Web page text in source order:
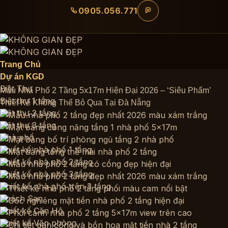
dung
0905.056.771
Trang Chủ
Dự án KGD
Biệt Thự
Biệt thự 1 tầng
Biệt thự 2 tầng
Biệt thự 3 tầng
Nhà phố
Thiết kế nhà phố 1 tầng
Thiết kế nhà phố 2 tầng
Thiết kế nhà phố 3 tầng
Thiết kế nhà phố trên 3 tầng
Khách Sạn
Thiết kế Căn Hộ
Thiết kế Văn phòng
Mẫu Nhà Phố 2 Tầng 5x17m Hiện Đại 2026 – ‘Siêu Phẩm’
Thiết Kế Không Thể Bỏ Qua Tại Đà Nẵng